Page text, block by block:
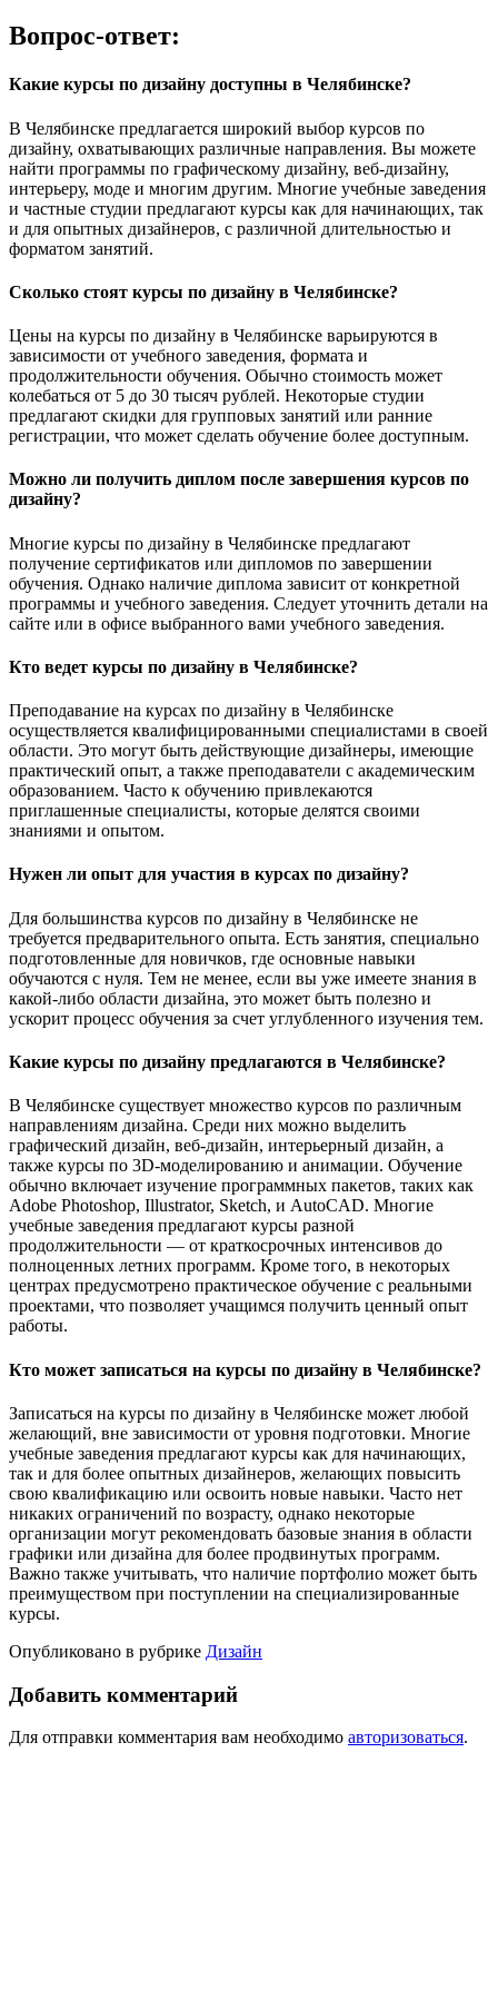
Вопрос-ответ:
Какие курсы по дизайну доступны в Челябинске?
В Челябинске предлагается широкий выбор курсов по
дизайну, охватывающих различные направления. Вы можете
найти программы по графическому дизайну, веб-дизайну,
интерьеру, моде и многим другим. Многие учебные заведения
и частные студии предлагают курсы как для начинающих, так
и для опытных дизайнеров, с различной длительностью и
форматом занятий.
Сколько стоят курсы по дизайну в Челябинске?
Цены на курсы по дизайну в Челябинске варьируются в
зависимости от учебного заведения, формата и
продолжительности обучения. Обычно стоимость может
колебаться от 5 до 30 тысяч рублей. Некоторые студии
предлагают скидки для групповых занятий или ранние
регистрации, что может сделать обучение более доступным.
Можно ли получить диплом после завершения курсов по
дизайну?
Многие курсы по дизайну в Челябинске предлагают
получение сертификатов или дипломов по завершении
обучения. Однако наличие диплома зависит от конкретной
программы и учебного заведения. Следует уточнить детали на
сайте или в офисе выбранного вами учебного заведения.
Кто ведет курсы по дизайну в Челябинске?
Преподавание на курсах по дизайну в Челябинске
осуществляется квалифицированными специалистами в своей
области. Это могут быть действующие дизайнеры, имеющие
практический опыт, а также преподаватели с академическим
образованием. Часто к обучению привлекаются
приглашенные специалисты, которые делятся своими
знаниями и опытом.
Нужен ли опыт для участия в курсах по дизайну?
Для большинства курсов по дизайну в Челябинске не
требуется предварительного опыта. Есть занятия, специально
подготовленные для новичков, где основные навыки
обучаются с нуля. Тем не менее, если вы уже имеете знания в
какой-либо области дизайна, это может быть полезно и
ускорит процесс обучения за счет углубленного изучения тем.
Какие курсы по дизайну предлагаются в Челябинске?
В Челябинске существует множество курсов по различным
направлениям дизайна. Среди них можно выделить
графический дизайн, веб-дизайн, интерьерный дизайн, а
также курсы по 3D-моделированию и анимации. Обучение
обычно включает изучение программных пакетов, таких как
Adobe Photoshop, Illustrator, Sketch, и AutoCAD. Многие
учебные заведения предлагают курсы разной
продолжительности — от краткосрочных интенсивов до
полноценных летних программ. Кроме того, в некоторых
центрах предусмотрено практическое обучение с реальными
проектами, что позволяет учащимся получить ценный опыт
работы.
Кто может записаться на курсы по дизайну в Челябинске?
Записаться на курсы по дизайну в Челябинске может любой
желающий, вне зависимости от уровня подготовки. Многие
учебные заведения предлагают курсы как для начинающих,
так и для более опытных дизайнеров, желающих повысить
свою квалификацию или освоить новые навыки. Часто нет
никаких ограничений по возрасту, однако некоторые
организации могут рекомендовать базовые знания в области
графики или дизайна для более продвинутых программ.
Важно также учитывать, что наличие портфолио может быть
преимуществом при поступлении на специализированные
курсы.
Опубликовано в рубрике Дизайн
Добавить комментарий
Для отправки комментария вам необходимо авторизоваться.